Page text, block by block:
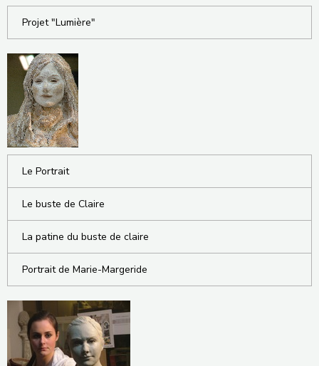
Projet "Lumière"
Le Portrait
Le buste de Claire
La patine du buste de claire
Portrait de Marie-Margeride